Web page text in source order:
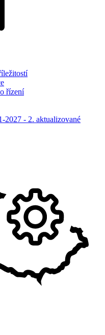
řízení
2027 - 2. aktualizované